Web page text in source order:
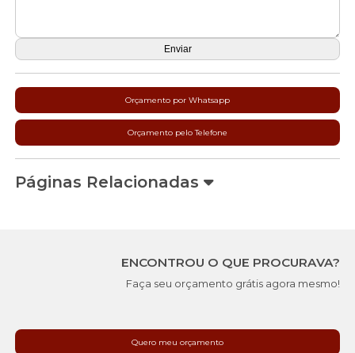
Orçamento por Whatsapp
Orçamento pelo Telefone
Páginas Relacionadas
ENCONTROU O QUE PROCURAVA?
Faça seu orçamento grátis agora mesmo!
Quero meu orçamento